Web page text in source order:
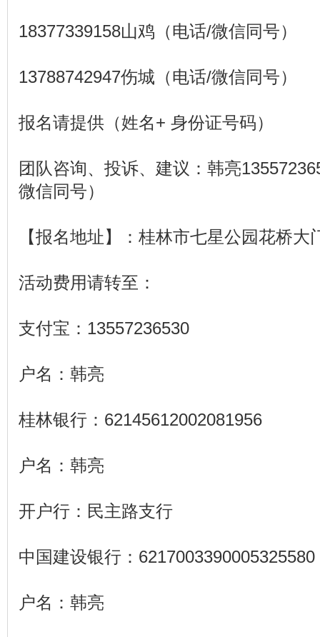
18377339158山鸡（电话/微信同号）
13788742947伤城（电话/微信同号）
报名请提供（姓名+ 身份证号码）
团队咨询、投诉、建议：韩亮
微信同号）
【报名地址】：桂林市七星公园花桥大
活动费用请转至：
支付宝：13557236530
户名：韩亮
桂林银行：62145612002081956
户名：韩亮
开户行：民主路支行
中国建设银行：6217003390005325580
户名：韩亮